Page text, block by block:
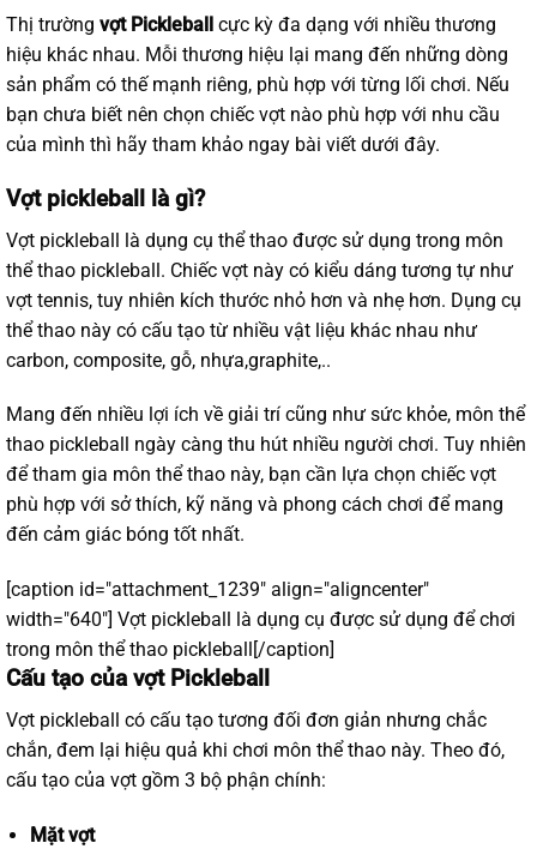
Thị trường vợt Pickleball cực kỳ đa dạng với nhiều thương
hiệu khác nhau. Mỗi thương hiệu lại mang đến những dòng
sản phẩm có thế mạnh riêng, phù hợp với từng lối chơi. Nếu
bạn chưa biết nên chọn chiếc vợt nào phù hợp với nhu cầu
của mình thì hãy tham khảo ngay bài viết dưới đây.
Vợt pickleball là gì?
Vợt pickleball là dụng cụ thể thao được sử dụng trong môn
thể thao pickleball. Chiếc vợt này có kiểu dáng tương tự như
vợt tennis, tuy nhiên kích thước nhỏ hơn và nhẹ hơn. Dụng cụ
thể thao này có cấu tạo từ nhiều vật liệu khác nhau như
carbon, composite, gỗ, nhựa,graphite,..
Mang đến nhiều lợi ích về giải trí cũng như sức khỏe, môn thể
thao pickleball ngày càng thu hút nhiều người chơi. Tuy nhiên
để tham gia môn thể thao này, bạn cần lựa chọn chiếc vợt
phù hợp với sở thích, kỹ năng và phong cách chơi để mang
đến cảm giác bóng tốt nhất.
[caption id="attachment_1239" align="aligncenter"
width="640"] Vợt pickleball là dụng cụ được sử dụng để chơi
trong môn thể thao pickleball[/caption]
Cấu tạo của vợt Pickleball
Vợt pickleball có cấu tạo tương đối đơn giản nhưng chắc
chắn, đem lại hiệu quả khi chơi môn thể thao này. Theo đó,
cấu tạo của vợt gồm 3 bộ phận chính:
Mặt vợt